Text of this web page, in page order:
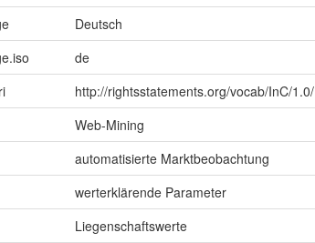
Deutsch
de
http://rightsstatements.org/vocab/InC/1.0/
Web-Mining
automatisierte Marktbeobachtung
werterklärende Parameter
Liegenschaftswerte